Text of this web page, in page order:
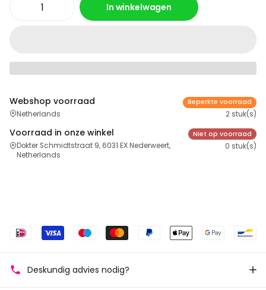
In winkelwagen
Webshop voorraad
Netherlands
Beperkte voorraad
2 stuk(s)
Voorraad in onze winkel
Dokter Schmidtstraat 9, 6031 EX Nederweert,
Netherlands
Niet op voorraad
0 stuk(s)
Deskundig advies nodig?